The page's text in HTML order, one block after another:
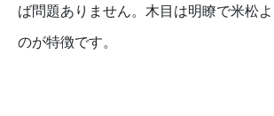
ば問題ありません。木目は明瞭で米松
のが特徴です。